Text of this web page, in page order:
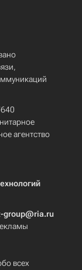
агентство
group@ria.ru
всех